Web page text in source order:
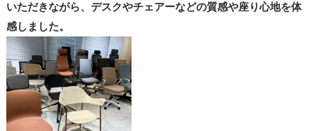
いただきながら、デスクやチェアーなどの質感や座り心地を体
感しました。